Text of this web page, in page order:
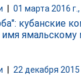
01 марта 2016 г.,
кубанские
имя ямальскому
| 22 декабря 2015